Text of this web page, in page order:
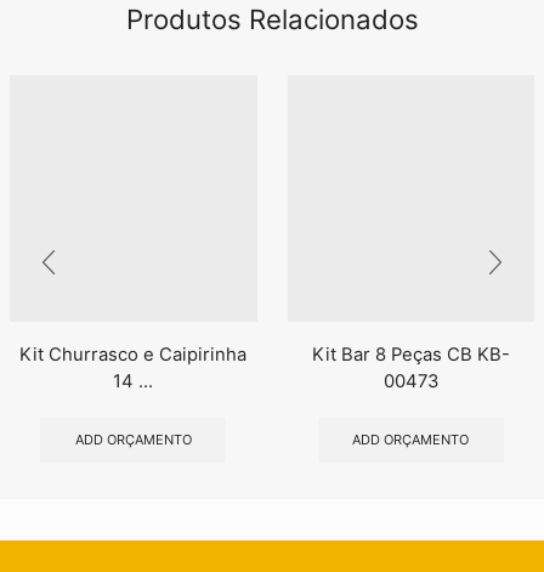
Produtos Relacionados
Kit Churrasco e Caipirinha
14 ...
ADD ORÇAMENTO
Kit Bar 8 Peças CB KB-
00473
ADD ORÇAMENTO